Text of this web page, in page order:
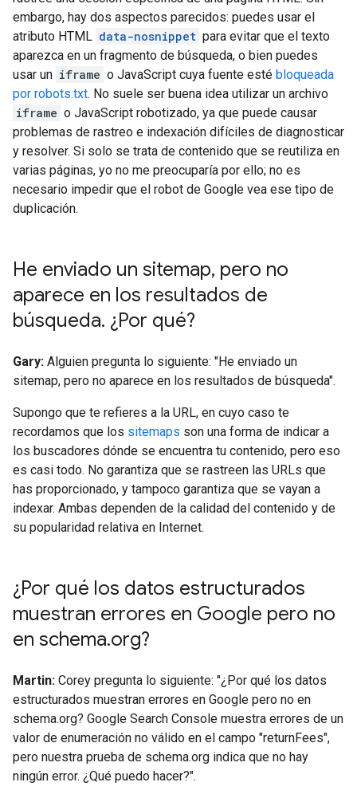
embargo, hay dos aspectos parecidos: puedes usar el
atributo HTML data-nosnippet para evitar que el texto
aparezca en un fragmento de búsqueda, o bien puedes
usar un iframe o JavaScript cuya fuente esté bloqueada
por robots.txt. No suele ser buena idea utilizar un archivo
iframe o JavaScript robotizado, ya que puede causar
problemas de rastreo e indexación difíciles de diagnosticar
y resolver. Si solo se trata de contenido que se reutiliza en
varias páginas, yo no me preocuparía por ello; no es
necesario impedir que el robot de Google vea ese tipo de
duplicación.
He enviado un sitemap, pero no
aparece en los resultados de
búsqueda. ¿Por qué?
Gary: Alguien pregunta lo siguiente: "He enviado un
sitemap, pero no aparece en los resultados de búsqueda".
Supongo que te refieres a la URL, en cuyo caso te
recordamos que los sitemaps son una forma de indicar a
los buscadores dónde se encuentra tu contenido, pero eso
es casi todo. No garantiza que se rastreen las URLs que
has proporcionado, y tampoco garantiza que se vayan a
indexar. Ambas dependen de la calidad del contenido y de
su popularidad relativa en Internet.
¿Por qué los datos estructurados
muestran errores en Google pero no
en schema.org?
Martin: Corey pregunta lo siguiente: "¿Por qué los datos
estructurados muestran errores en Google pero no en
schema.org? Google Search Console muestra errores de un
valor de enumeración no válido en el campo "returnFees",
pero nuestra prueba de schema.org indica que no hay
ningún error. ¿Qué puedo hacer?".